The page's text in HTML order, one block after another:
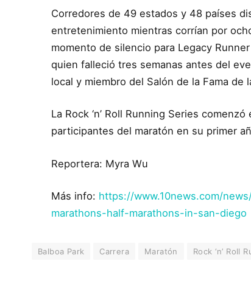
Corredores de 49 estados y 48 países
entretenimiento mientras corrían por
momento de silencio para Legacy
quien falleció tres semanas antes del
local y miembro del Salón de la Fama de
La Rock ‘n’ Roll Running Series
participantes del maratón en su primer
Reportera: Myra Wu
Más info: https://www.10news.com/
marathons-half-marathons-in-san-diego
Balboa Park Carrera Maratón Rock ‘n’ Roll